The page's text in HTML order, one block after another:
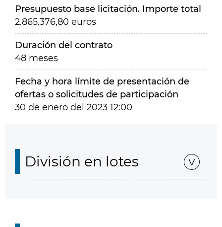
Presupuesto base licitación. Importe total
2.865.376,80 euros
Duración del contrato
48 meses
Fecha y hora límite de presentación de
ofertas o solicitudes de participación
30 de enero del 2023 12:00
División en lotes